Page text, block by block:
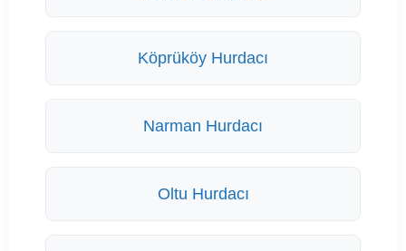
Köprüköy Hurdacı
Narman Hurdacı
Oltu Hurdacı